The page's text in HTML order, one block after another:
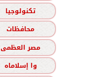
تكنولوجيا
محافظات
مصر العظمى
وا إسلاماه